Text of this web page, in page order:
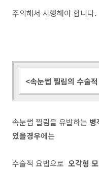
주의해서 시행해야 합니다.
<속눈썹 찔림의 수술
속눈썹 찔림을 유발하는 병
있을경우에는
수술적 요법으로 오각형